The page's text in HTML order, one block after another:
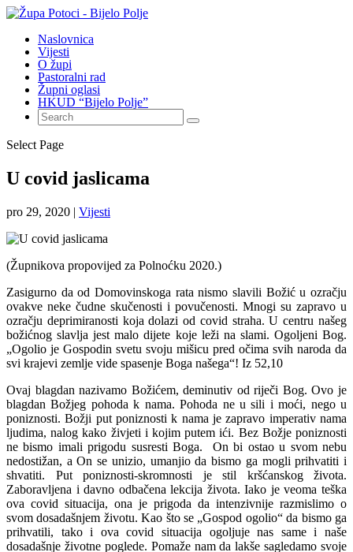
Naslovnica
Vijesti
O župi
Pastoralni rad
Župni oglasi
HKUD “Bijelo Polje”
Select Page
U covid jaslicama
pro 29, 2020 | Vijesti
(Župnikova propovijed za Polnoćku 2020.)
Zasigurno da od Domovinskoga rata nismo slavili Božić u ozračju
ovakve neke čudne skučenosti i povučenosti. Mnogi su zapravo u
ozračju deprimiranosti koja dolazi od covid straha. U centru našeg
božićnog slavlja jest malo dijete koje leži na slami. Ogoljeni Bog.
„Ogolio je Gospodin svetu svoju mišicu pred očima svih naroda da
svi krajevi zemlje vide spasenje Boga našega“! Iz 52,10
Ovaj blagdan nazivamo Božićem, deminutiv od riječi Bog. Ovo je
blagdan Božjeg pohoda k nama. Pohoda ne u sili i moći, nego u
poniznosti. Božji put poniznosti k nama je zapravo imperativ nama
ljudima, nalog kako živjeti i kojim putem ići. Bez Božje poniznosti
ne bismo imali prigodu susresti Boga. On bi ostao u svom nebu
nedostižan, a On se unizio, umanjio da bismo ga mogli prihvatiti i
shvatiti. Put poniznosti-skromnosti je stil kršćanskog života.
Zaboravljena i davno odbačena lekcija života. Iako je veoma teška
ova covid situacija, ona je prigoda da intenzivnije razmislimo o
svom dosadašnjem životu. Kao što se „Gospod ogolio“ da bismo ga
prihvatili, tako i ova covid situacija ogoljuje nas same i naše
dosadašnje životne poglede. Pomaže nam da lakše sagledamo svoje